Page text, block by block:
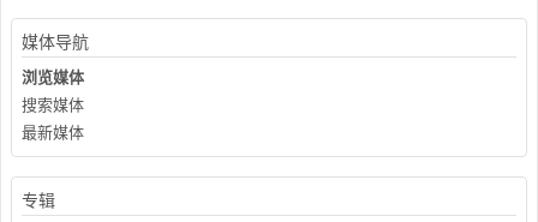
媒体导航
浏览媒体
搜索媒体
最新媒体
专辑